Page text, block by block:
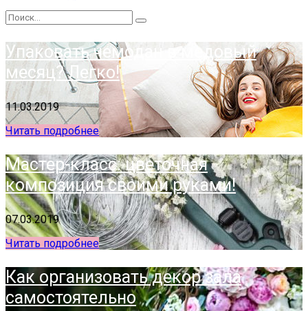
Упаковать чемодан в медовый
месяц? Легко!
11.03.2019
Читать подробнее
Мастер-класс: цветочная
композиция своими руками!
07.03.2019
Читать подробнее
Как организовать декор зала
самостоятельно